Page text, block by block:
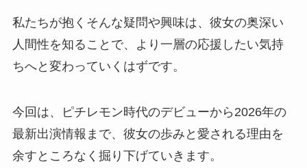
私たちが抱くそんな疑問や興味は、彼女の奥深い
人間性を知ることで、より一層の応援したい気持
ちへと変わっていくはずです。
今回は、ピチレモン時代のデビューから2026年の
最新出演情報まで、彼女の歩みと愛される理由を
余すところなく掘り下げていきます。